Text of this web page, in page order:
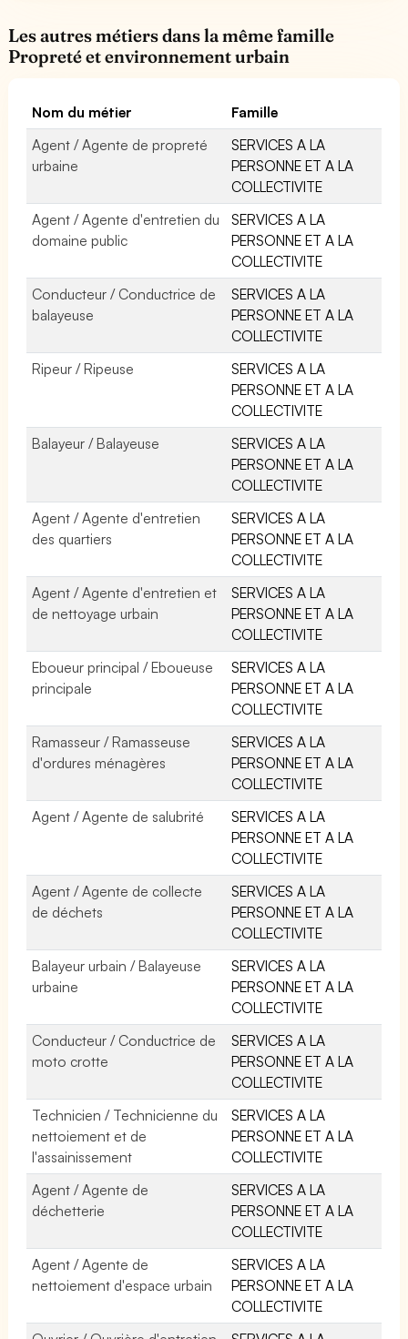
Les autres métiers dans la même famille
Propreté et environnement urbain
Nom du métier
Famille
Agent / Agente de propreté
urbaine
SERVICES A LA
PERSONNE ET A LA
COLLECTIVITE
Agent / Agente d'entretien du
domaine public
SERVICES A LA
PERSONNE ET A LA
COLLECTIVITE
Conducteur / Conductrice de
balayeuse
SERVICES A LA
PERSONNE ET A LA
COLLECTIVITE
Ripeur / Ripeuse
SERVICES A LA
PERSONNE ET A LA
COLLECTIVITE
Balayeur / Balayeuse
SERVICES A LA
PERSONNE ET A LA
COLLECTIVITE
Agent / Agente d'entretien
des quartiers
SERVICES A LA
PERSONNE ET A LA
COLLECTIVITE
Agent / Agente d'entretien et
de nettoyage urbain
SERVICES A LA
PERSONNE ET A LA
COLLECTIVITE
Eboueur principal / Eboueuse
principale
SERVICES A LA
PERSONNE ET A LA
COLLECTIVITE
Ramasseur / Ramasseuse
d'ordures ménagères
SERVICES A LA
PERSONNE ET A LA
COLLECTIVITE
Agent / Agente de salubrité
SERVICES A LA
PERSONNE ET A LA
COLLECTIVITE
Agent / Agente de collecte
de déchets
SERVICES A LA
PERSONNE ET A LA
COLLECTIVITE
Balayeur urbain / Balayeuse
urbaine
SERVICES A LA
PERSONNE ET A LA
COLLECTIVITE
Conducteur / Conductrice de
moto crotte
SERVICES A LA
PERSONNE ET A LA
COLLECTIVITE
Technicien / Technicienne du
nettoiement et de
l'assainissement
SERVICES A LA
PERSONNE ET A LA
COLLECTIVITE
Agent / Agente de
déchetterie
SERVICES A LA
PERSONNE ET A LA
COLLECTIVITE
Agent / Agente de
nettoiement d'espace urbain
SERVICES A LA
PERSONNE ET A LA
COLLECTIVITE